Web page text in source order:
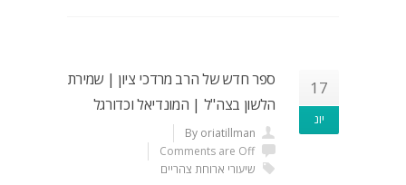
17
יונ
ספר חדש של הרב מרדכי ציון | שמירת
הלשון בצה"ל | המונדיאל וכדורגל
By oriatillman
Comments are Off
שיעורי ארוחת צהריים